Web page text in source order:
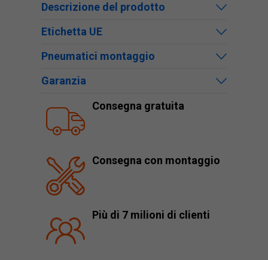
Descrizione del prodotto
Etichetta UE
Pneumatici montaggio
Garanzia
Consegna gratuita
Consegna con montaggio
Più di 7 milioni di clienti